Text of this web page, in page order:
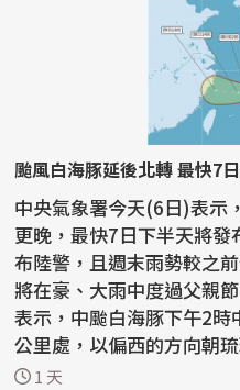
颱風白海豚
中央氣象署今天(6日)表示
更晚，最快7日下半天將
布陸警，且週末雨勢較之
將在豪、大雨中度過父親節。 中央氣象署預報員張
表示，中颱白海豚下午2
公里處，以偏西的方向朝
通過台...
1 天